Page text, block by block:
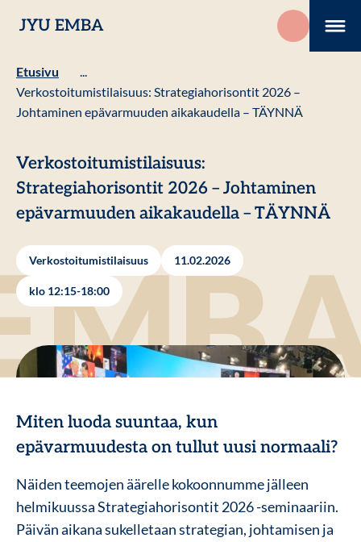
sisältöön
JYU EMBA
Etusivu
...
Verkostoitumistilaisuus: Strategiahorisontit 2026 –
Johtaminen epävarmuuden aikakaudella – TÄYNNÄ
Verkostoitumistilaisuus:
Strategiahorisontit 2026 – Johtaminen
epävarmuuden aikakaudella – TÄYNNÄ
Verkostoitumistilaisuus 11.02.2026
klo 12:15-18:00
Miten luoda suuntaa, kun
epävarmuudesta on tullut uusi normaali?
Näiden teemojen äärelle kokoonnumme jälleen
helmikuussa Strategiahorisontit 2026 -seminaariin.
Päivän aikana sukelletaan strategian, johtamisen ja